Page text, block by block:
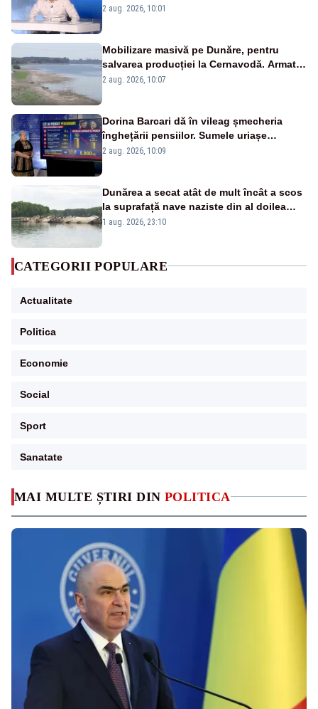
MAI MULTE ȘTIRI DIN POLITICA
catastrofă pentru bănci și fondurile de
2 aug. 2026, 10:01
Mobilizare masivă pe Dunăre, pentru
salvarea producției la Cernavodă. Armata
va detona o stâncă și va devia apa
2 aug. 2026, 10:07
Dorina Barcari dă în vileag șmecheria
înghețării pensiilor. Sumele uriașe
pierdute de fiecare român
2 aug. 2026, 10:09
Dunărea a secat atât de mult încât a scos
la suprafață nave naziste din al doilea
război mondial
1 aug. 2026, 23:10
CATEGORII POPULARE
Actualitate
Politica
Economie
Social
Sport
Sanatate